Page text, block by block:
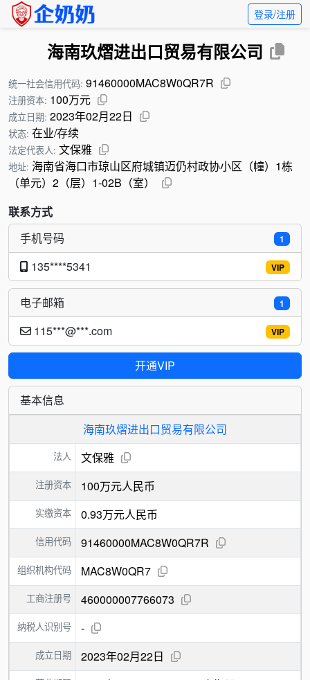
登录/注册
海南玖熠进出口贸易有限公司
统一社会信用代码: 91460000MAC8W0QR7R
注册资本: 100万元
成立日期: 2023年02月22日
状态: 在业/存续
法定代表人: 文保雅
地址: 海南省海口市琼山区府城镇迈仍村政协小区（幢）1栋
（单元）2（层）1-02B（室）
联系方式
1
手机号码
VIP
135****5341
1
电子邮箱
VIP
115***@***.com
开通VIP
基本信息
海南玖熠进出口贸易有限公司
法人 文保雅
注册资本 100万元人民币
实缴资本 0.93万元人民币
信用代码 91460000MAC8W0QR7R
组织机构代码 MAC8W0QR7
工商注册号 460000007766073
纳税人识别号 -
成立日期 2023年02月22日